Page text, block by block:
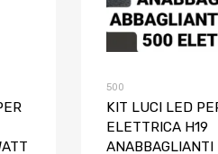
500
KIT LUCI LED
ELETTRICA H19
ANABBAGLIANTI